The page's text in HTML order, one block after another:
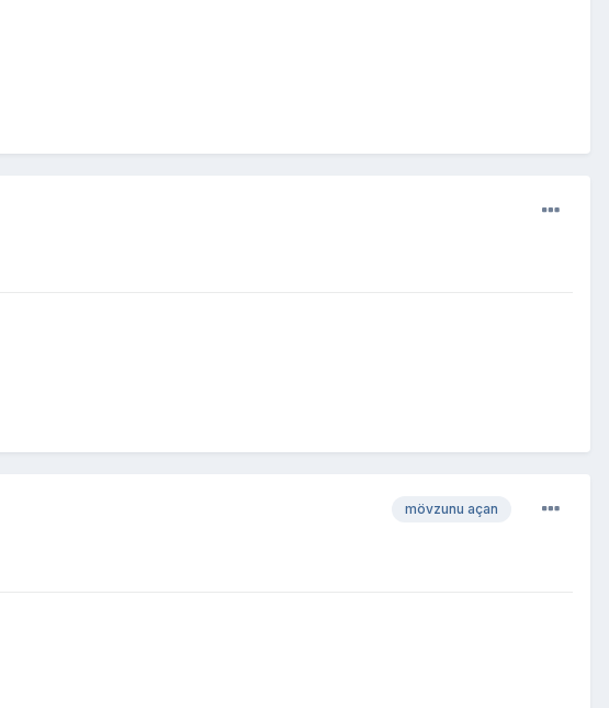
mövzunu açan